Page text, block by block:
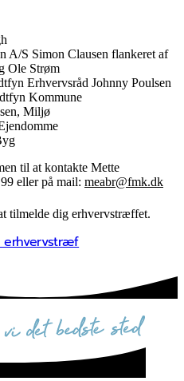
A/S Simon Clausen flankeret af
Ole Strøm
Erhvervsråd Johnny Poulsen
Kommune
Miljø
til at kontakte Mette
eller på mail: meabr@fmk.dk
tilmelde dig erhvervstræffet.
sted